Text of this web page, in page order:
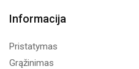
Informacija
Pristatymas
Grąžinimas